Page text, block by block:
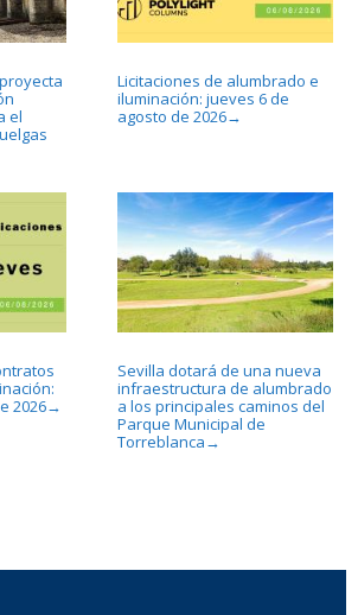
el
Licitaciones de alumbrado e
iluminación: jueves 6 de
agosto de 2026→
2026→
Sevilla dotará de una nueva
infraestructura de alumbrado
a los principales caminos del
Parque Municipal de
Torreblanca →